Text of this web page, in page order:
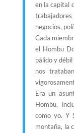
en la capital
negocios,
Cada
el Hombu
pálido y
nos
Era un
Hombu,
como yo. Y
montaña, la